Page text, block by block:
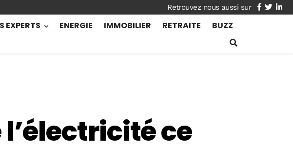
facebook
twitter
EXPERTS ENERGIE IMMOBILIER RETRAITE BUZZ
ce